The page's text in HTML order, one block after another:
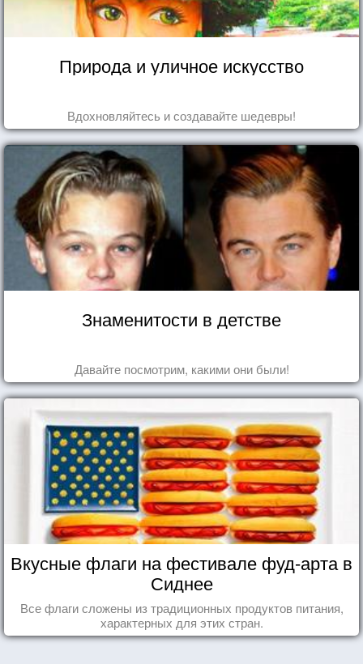
Природа и уличное искусство
Вдохновляйтесь и создавайте шедевры!
Знаменитости в детстве
Давайте посмотрим, какими они были!
Вкусные флаги на фестивале фуд-арта в
Сиднее
Все флаги сложены из традиционных продуктов питания,
характерных для этих стран.